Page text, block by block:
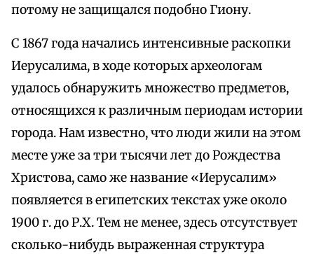
потому не защищался подобно Гиону.
С 1867 года начались интенсивные раскопки
Иерусалима, в ходе которых археологам
удалось обнаружить множество предметов,
относящихся к различным периодам истории
города. Нам известно, что люди жили на этом
месте уже за три тысячи лет до Рождества
Христова, само же название «Иерусалим»
появляется в египетских текстах уже около
1900 г. до Р.Х. Тем не менее, здесь отсутствует
сколько-нибудь выраженная структура